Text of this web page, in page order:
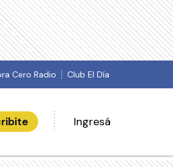
Cero Radio Club El Día
Ingresá